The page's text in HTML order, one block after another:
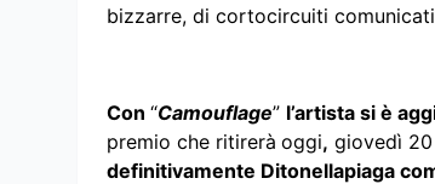
bizzarre, di cortocircuiti
Con “Camouflage” l’artista si è
premio che ritirerà oggi, giovedì
definitivamente Ditonellapiaga